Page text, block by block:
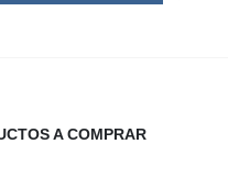
A COMPRAR